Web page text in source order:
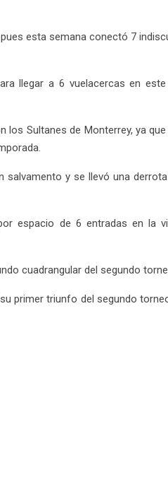
esta semana conectó 7
llegar a 6 vuelacercas en
los Sultanes de Monterrey, ya
y se llevó una
espacio de 6 entradas en la
cuadrangular del segundo
primer triunfo del segundo